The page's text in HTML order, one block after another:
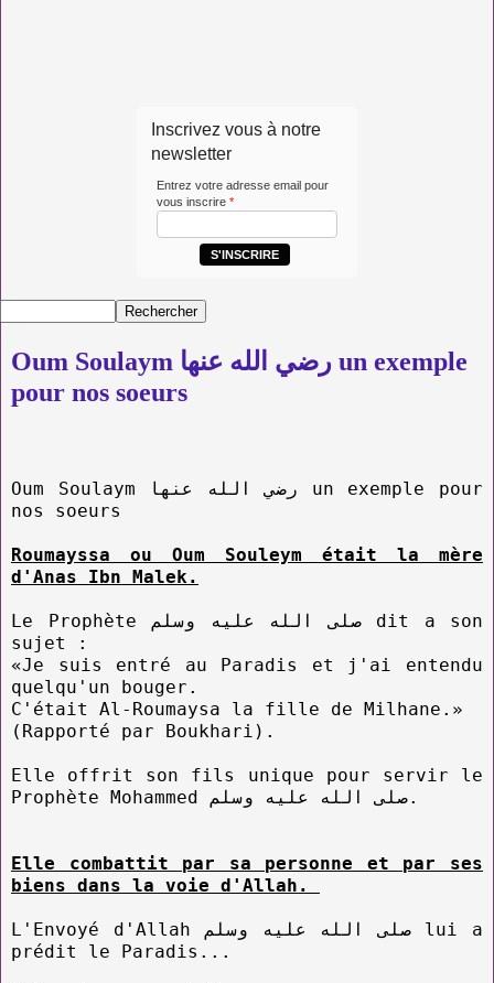
Inscrivez vous à notre
newsletter
Entrez votre adresse email pour
vous inscrire *
S'INSCRIRE
Oum Soulaym رضي الله عنها un exemple
pour nos soeurs
Oum Soulaym رضي الله عنها un exemple pour
nos soeurs
Roumayssa ou Oum Souleym était la mère
d'Anas Ibn Malek.
Le Prophète صلى الله عليه وسلم dit a son
sujet :
«Je suis entré au Paradis et j'ai entendu
quelqu'un bouger.
C'était Al-Roumaysa la fille de Milhane.»
(Rapporté par Boukhari).
Elle offrit son fils unique pour servir le
Prophète Mohammed صلى الله عليه وسلم.
Elle combattit par sa personne et par ses
biens dans la voie d'Allah.
L'Envoyé d'Allah صلى الله عليه وسلم lui a
prédit le Paradis...